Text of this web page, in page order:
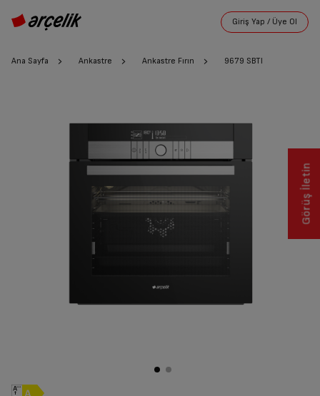
Ana Sayfa Ankastre Ankastre Fırın 9679 SBTI
Görüş İletin